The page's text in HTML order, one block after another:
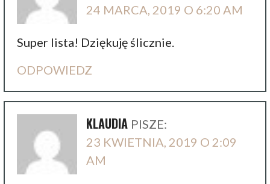
24 MARCA, 2019 O 6:20 AM
Super lista! Dziękuję ślicznie.
ODPOWIEDZ
KLAUDIA PISZE:
23 KWIETNIA, 2019 O 2:09
AM